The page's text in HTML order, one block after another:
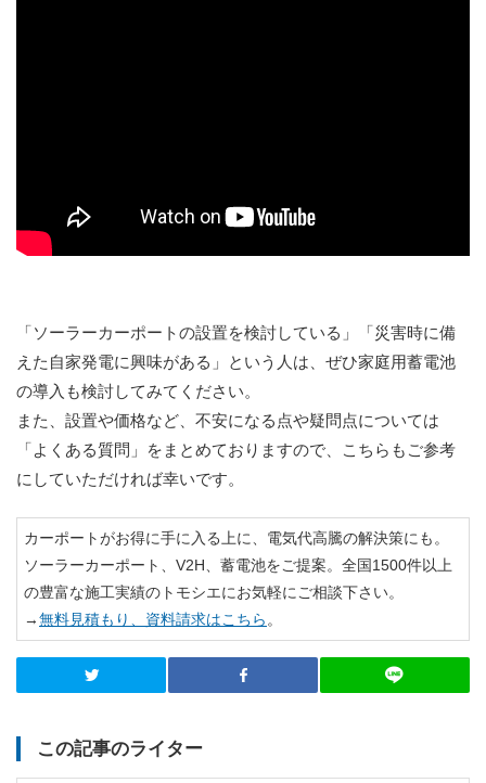
「ソーラーカーポートの設置を検討している」「災害時に備
えた自家発電に興味がある」という人は、ぜひ家庭用蓄電池
の導入も検討してみてください。
また、設置や価格など、不安になる点や疑問点については
「よくある質問」をまとめておりますので、こちらもご参考
にしていただければ幸いです。
カーポートがお得に手に入る上に、電気代高騰の解決策にも。
ソーラーカーポート、V2H、蓄電池をご提案。全国1500件以上
の豊富な施工実績のトモシエにお気軽にご相談下さい。
→無料見積もり、資料請求はこちら 。
この記事のライター